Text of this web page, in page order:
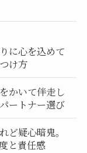
に心を込めて
け方
かいて伴走し
ートナー選び
ど疑心暗鬼。
と責任感